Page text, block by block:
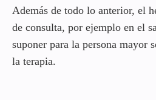
Además de todo lo anterior, el
de consulta, por ejemplo en el
suponer para la persona mayor
la terapia.